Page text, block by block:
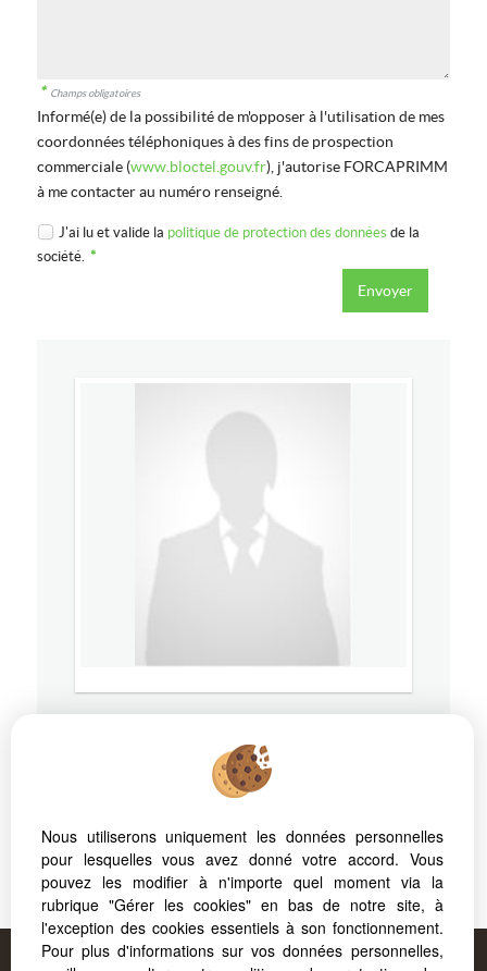
* Champs obligatoires
Informé(e) de la possibilité de m'opposer à l'utilisation de mes
coordonnées téléphoniques à des fins de prospection
commerciale (www.bloctel.gouv.fr), j'autorise FORCAPRIMM
à me contacter au numéro renseigné.
J'ai lu et valide la politique de protection des données de la
société. *
Mobile06 07 44 69 48
RSAC: - Ville du greffe:
Proposé parFORCAPRIMM, votre agence à
Nous utiliserons uniquement les données personnelles
pour lesquelles vous avez donné votre accord. Vous
pouvez les modifier à n'importe quel moment via la
rubrique "Gérer les cookies" en bas de notre site, à
l'exception des cookies essentiels à son fonctionnement.
Pour plus d'informations sur vos données personnelles,